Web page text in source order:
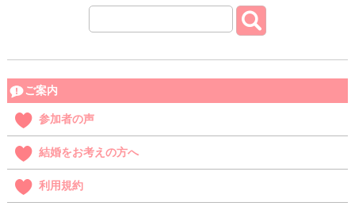
ご案内
参加者の声
結婚をお考えの方へ
利用規約